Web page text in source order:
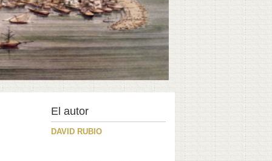
El autor
DAVID RUBIO